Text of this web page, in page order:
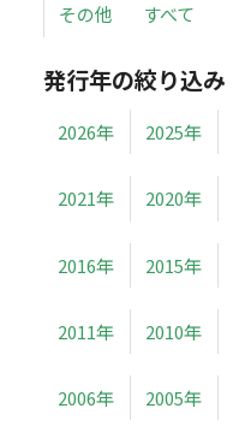
その他 すべて
発行年の絞り込み
2026年 2025年
2021年 2020年
2016年 2015年
2011年 2010年
2006年 2005年